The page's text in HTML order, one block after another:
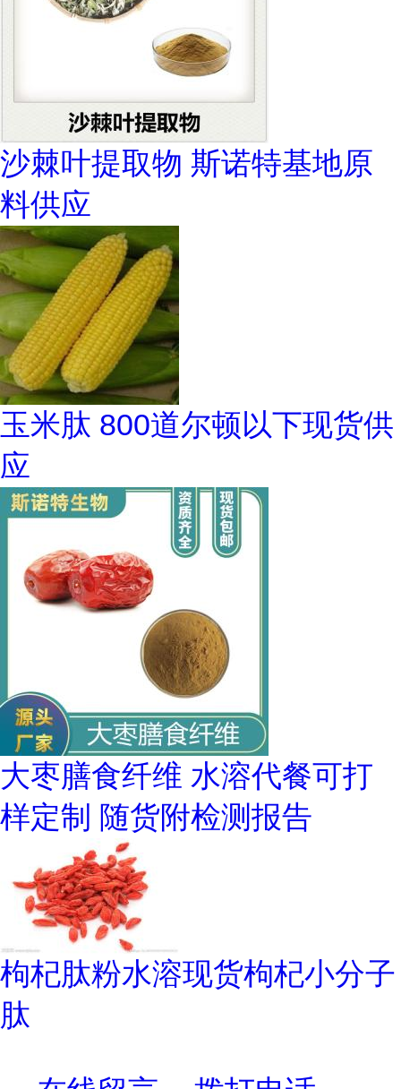
沙棘叶提取物 斯诺特基地原
料供应
玉米肽 800道尔顿以下现货供
应
大枣膳食纤维 水溶代餐可打
样定制 随货附检测报告
枸杞肽粉水溶现货枸杞小分子
肽